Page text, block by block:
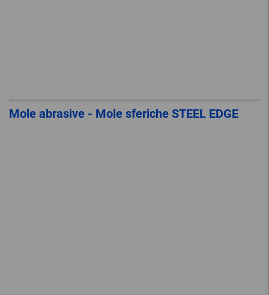
Mole abrasive - Mole sferiche STEEL EDGE